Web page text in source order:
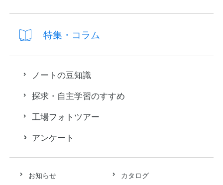
お知らせ カタログ
特集・コラム
ノートの豆知識
探求・自主学習のすすめ
工場フォトツアー
アンケート